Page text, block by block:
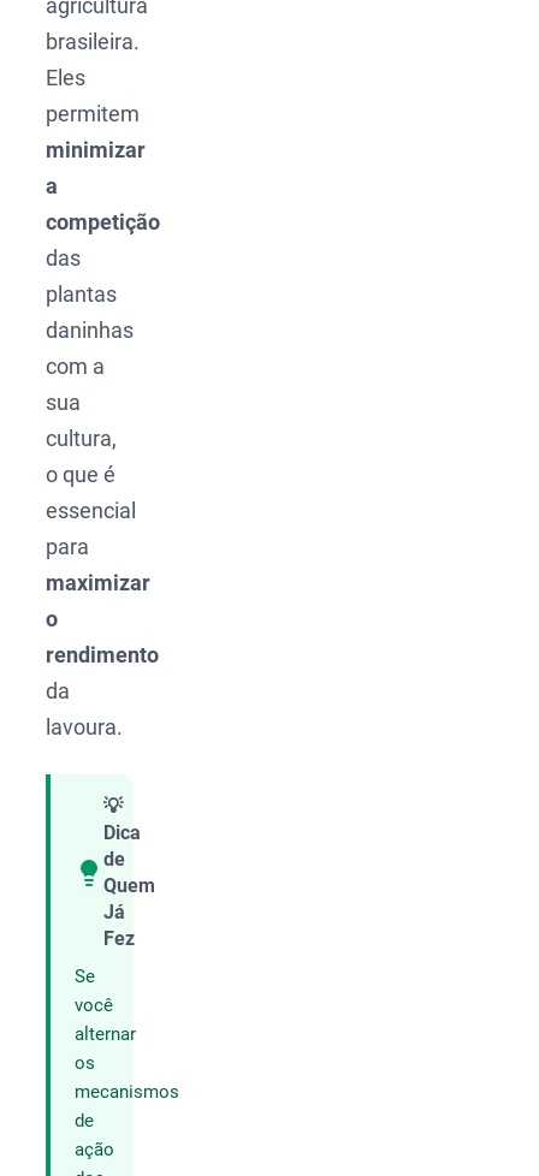
agricultura
brasileira.
Eles
permitem
minimizar
a
competição
das
plantas
daninhas
com a
sua
cultura,
o que é
essencial
para
maximizar
o
rendimento
da
lavoura.
💡
Dica
de
Quem
Já
Fez
Se
você
alternar
os
mecanismos
de
ação